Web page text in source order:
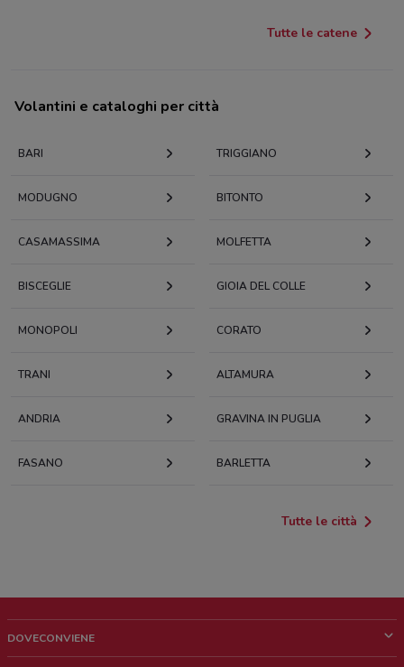
Tutte le catene
Volantini e cataloghi per città
BARI TRIGGIANO
MODUGNO BITONTO
CASAMASSIMA MOLFETTA
BISCEGLIE GIOIA DEL COLLE
MONOPOLI CORATO
TRANI ALTAMURA
ANDRIA GRAVINA IN PUGLIA
FASANO BARLETTA
Tutte le città
DOVECONVIENE